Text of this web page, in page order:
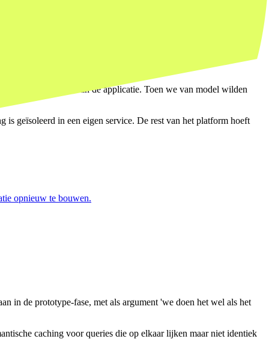
betekent concreet: je AI-logica communiceert niet direct met de
provider, of een eigen fine-tuned model te gebruiken,
los van de rest van de applicatie. Toen we van model wilden
is geïsoleerd in een eigen service. De rest van het platform hoeft
opnieuw te bouwen.
in de prototype-fase, met als argument 'we doen het wel als het
caching voor queries die op elkaar lijken maar niet identiek